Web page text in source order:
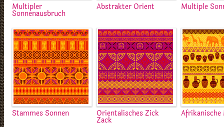
Multipler
Sonnenausbruch
Abstrakter Orient Multiple
Stammes Sonnen Orientalisches Zick
Zack